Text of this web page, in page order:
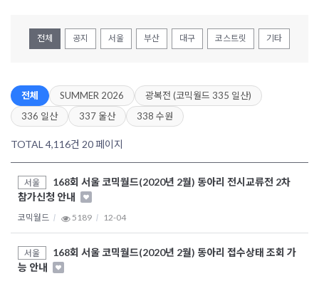
전체 공지 서울 부산 대구 코스트릿 기타
전체 SUMMER 2026
광복전 (코믹월드 335 일산)
336 일산
337 울산 338 수원
TOTAL 4,116건 20 페이지
서울
168회 서울 코믹월드(2020년 2월) 동아리 전시교류전 2차
참가신청 안내
코믹월드 5189 12-04
서울
168회 서울 코믹월드(2020년 2월) 동아리 접수상태 조회 가
능 안내